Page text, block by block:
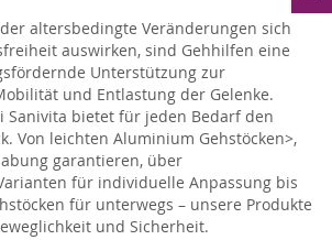
altersbedingte Veränderungen sich
auswirken, sind Gehhilfen eine
Unterstützung zur
und Entlastung der Gelenke.
Sanivita bietet für jeden Bedarf den
Von leichten Aluminium Gehstöcken>,
garantieren, über
für individuelle Anpassung bis
für unterwegs – unsere Produkte
und Sicherheit.